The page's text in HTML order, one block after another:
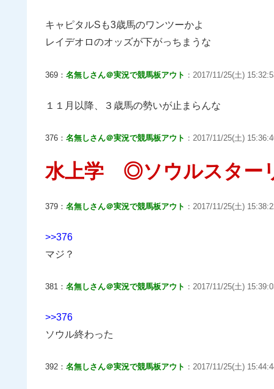
キャピタルSも3歳馬のワンツーかよ
レイデオロのオッズが下がっちまうな
369： 名無しさん＠実況で競馬板アウト ：2017/11/25(土)
１１月以降、３歳馬の勢いが止まらんな
376： 名無しさん＠実況で競馬板アウト ：2017/11/25(土)
水上学 ◎ソウルスター
379： 名無しさん＠実況で競馬板アウト ：2017/11/25(土)
>>376
マジ？
381： 名無しさん＠実況で競馬板アウト ：2017/11/25(土)
>>376
ソウル終わった
392： 名無しさん＠実況で競馬板アウト ：2017/11/25(土)